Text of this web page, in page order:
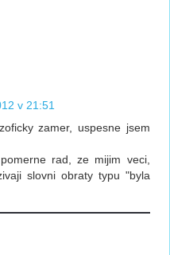
v 21:51
zamer, uspesne jsem
rad, ze mijim veci,
slovni obraty typu "byla